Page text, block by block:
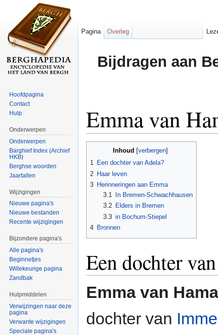
Bijdragen aan
Emma van
Inhoud verbergen
1 Een dochter van Adela?
2 Haar leven
3 Herinneringen aan Emma
3.1
In Bremen-Schwachhausen
3.2
Elders in Bremen
3.3 in Bochum-Stiepel
4 Bronnen
Een dochter
Emma van
dochter van
Pagina Overleg
Hoofdpagina
Contact
Hulp
Onderwerpen
Onderwerpen
Barghief Index (Archief
HKB)
Berghse woorden
Jaartallen
Wijzigingen
Nieuwe pagina's
Nieuwe bestanden
Recente wijzigingen
Bijzondere pagina's
Alle pagina's
Beginnetjes
Willekeurige pagina
Zandbak
Hulpmiddelen
Verwijzingen naar deze
pagina
Verwante wijzigingen
Speciale pagina's